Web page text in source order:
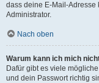
dass deine E-Mail-
Administrator.
Nach oben
Warum kann ich mich
Dafür gibt es viele
und dein Passwort richtig